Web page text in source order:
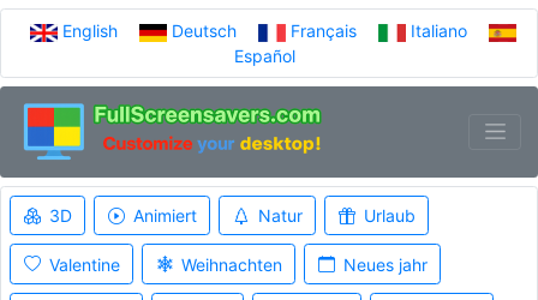
English Deutsch Français
Italiano
Español
3D Animiert Natur Urlaub
Valentine Weihnachten Neues jahr